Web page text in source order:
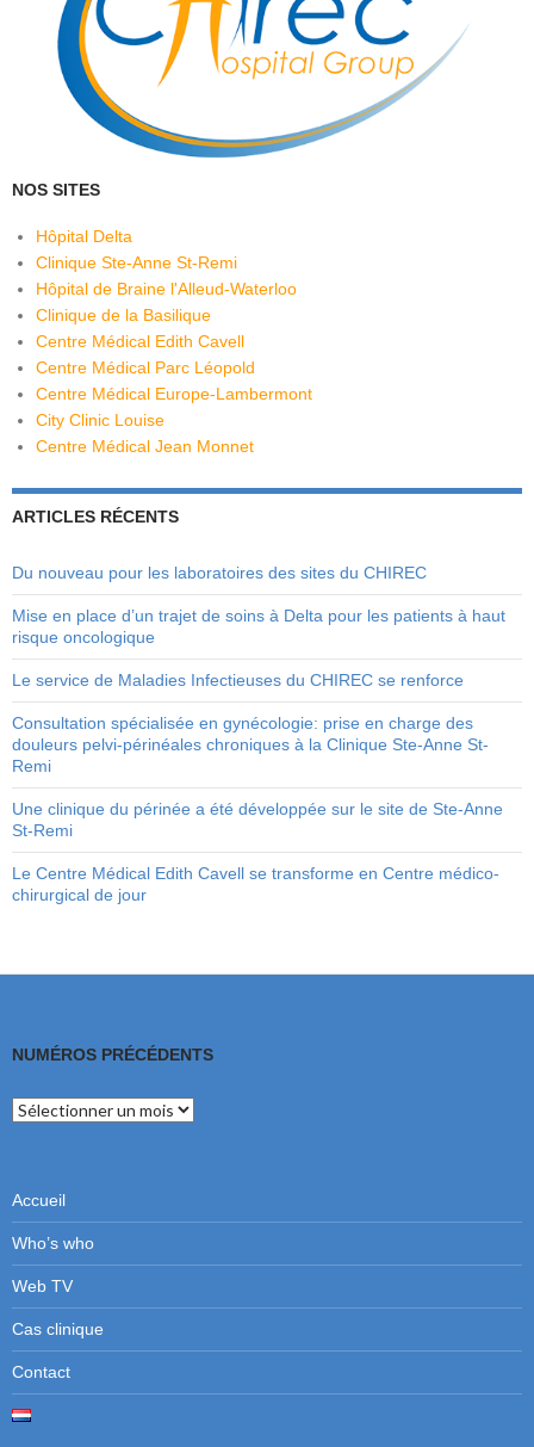
NOS SITES
Hôpital Delta
Clinique Ste-Anne St-Remi
Hôpital de Braine l'Alleud-Waterloo
Clinique de la Basilique
Centre Médical Edith Cavell
Centre Médical Parc Léopold
Centre Médical Europe-Lambermont
City Clinic Louise
Centre Médical Jean Monnet
ARTICLES RÉCENTS
Du nouveau pour les laboratoires des sites du CHIREC
Mise en place d’un trajet de soins à Delta pour les patients à haut
risque oncologique
Le service de Maladies Infectieuses du CHIREC se renforce
Consultation spécialisée en gynécologie: prise en charge des
douleurs pelvi-périnéales chroniques à la Clinique Ste-Anne St-
Remi
Une clinique du périnée a été développée sur le site de Ste-Anne
St-Remi
Le Centre Médical Edith Cavell se transforme en Centre médico-
chirurgical de jour
NUMÉROS PRÉCÉDENTS
Numéros
précédents
Accueil
Who’s who
Web TV
Cas clinique
Contact